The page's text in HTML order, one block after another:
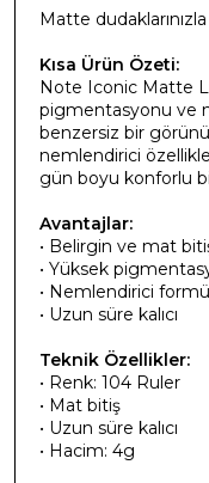
Matte
Kısa Ürün Özeti:
Note Iconic Matte
pigmentasyonu ve
benzersiz bir
nemlendirici
gün boyu konforlu
Avantajlar:
• Belirgin ve mat
• Yüksek
• Nemlendirici
• Uzun süre kalıcı
Teknik Özellikler:
• Renk: 104 Ruler
• Mat bitiş
• Uzun süre kalıcı
• Hacim: 4g